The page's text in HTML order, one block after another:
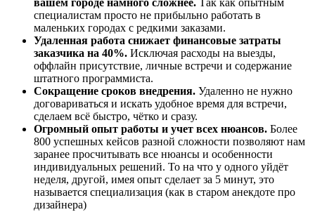
вашем городе намного сложнее. Так как опытным
специалистам просто не прибыльно работать в
маленьких городах с редкими заказами.
Удаленная работа снижает финансовые затраты
заказчика на 40%. Исключая расходы на выезды,
оффлайн присутствие, личные встречи и содержание
штатного программиста.
Сокращение сроков внедрения. Удаленно не нужно
договариваться и искать удобное время для встречи,
сделаем всё быстро, чётко и сразу.
Огромный опыт работы и учет всех нюансов. Более
800 успешных кейсов разной сложности позволяют нам
заранее просчитывать все нюансы и особенности
индивидуальных решений. То на что у одного уйдёт
неделя, другой, имея опыт сделает за 5 минут, это
называется специализация (как в старом анекдоте про
дизайнера)